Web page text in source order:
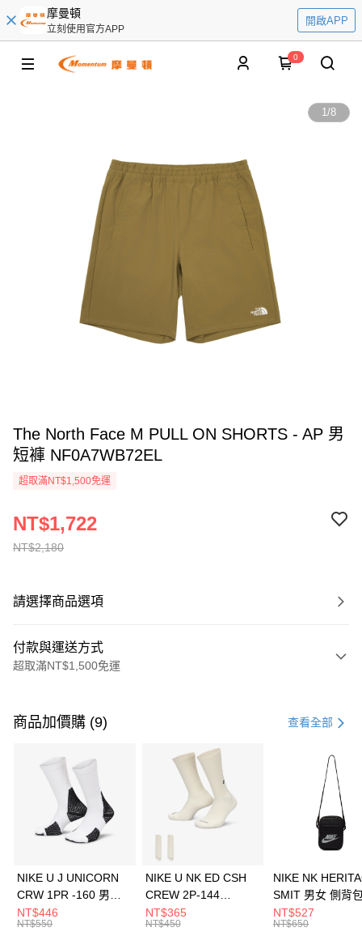
摩曼頓
立刻使用官方APP
開啟APP
0
1/8
The North Face M PULL ON SHORTS - AP 男
短褲 NF0A7WB72EL
超取滿NT$1,500免運
NT$2,180
NT$1,722
請選擇商品選項
付款與運送方式
超取滿NT$1,500免運
信用卡一次付款
3 期 0 利率 每期 21家銀行
合作金庫商業銀行
第一商業銀行
華南商業銀行
彰化商業銀行
上海商業儲蓄銀行
元大商業銀行
Apple Pay
全盈+PAY
AFTEE先享後付
商品加價購 (9) 查看全部
NIKE U J UNICORN
CRW 1PR -160 男女
中統襪 FZ3393100
NT$446
NT$550
NIKE U NK ED CSH
CREW 2P-144
EMBRDY 男女 短統襪
FZ3073133
NT$365
NT$450
NIKE NK
SMIT 男女 側背
BA5871010
NT$527
NT$650